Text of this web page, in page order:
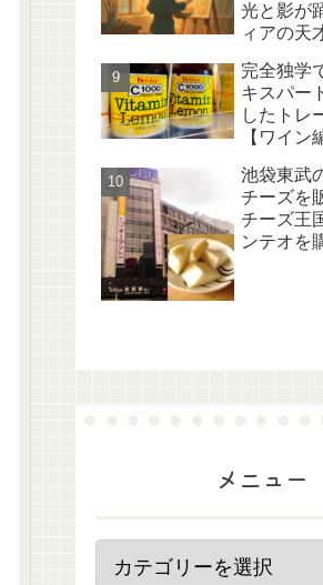
光と影が
ィアの天
完全独学
キスパー
したトレ
【ワイン
池袋東武
チーズを
チーズ王
ンテオを
メニュー